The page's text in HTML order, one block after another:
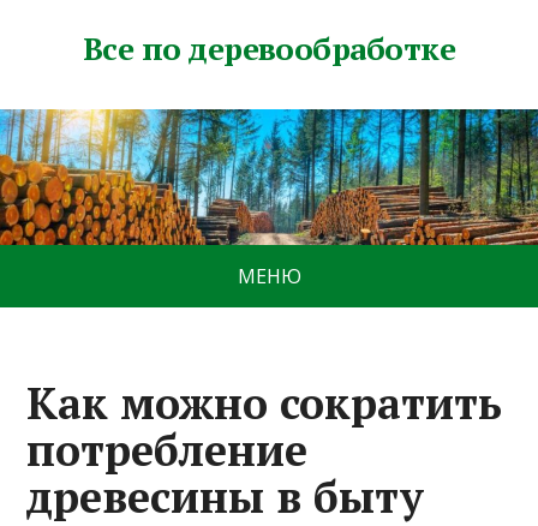
Все по деревообработке
МЕНЮ
Как можно сократить
потребление
древесины в быту